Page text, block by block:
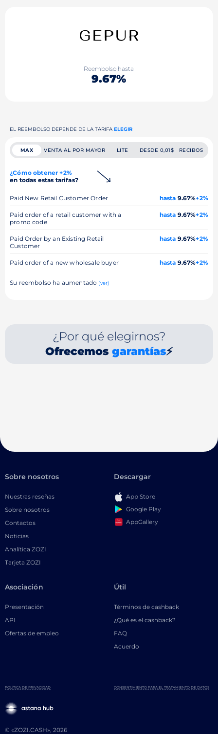
Reembolso hasta
9.67%
EL REEMBOLSO DEPENDE DE LA TARIFA ELEGIR
MAX VENTA AL POR MAYOR LITE DESDE 0,01$ RECIBOS
¿Cómo obtener +2%
en todas estas tarifas?
Paid New Retail Customer Order hasta 9.67%+2%
Paid order of a retail customer with a
promo code
hasta 9.67%+2%
Paid Order by an Existing Retail
Customer
hasta 9.67%+2%
Paid order of a new wholesale buyer hasta 9.67%+2%
Su reembolso ha aumentado (ver)
¿Por qué elegirnos?
Ofrecemos garantías⚡
Sobre nosotros
Nuestras reseñas
Sobre nosotros
Contactos
Noticias
Analítica ZOZI
Tarjeta ZOZI
Descargar
App Store
Google Play
AppGallery
Asociación
Presentación
API
Ofertas de empleo
Útil
Términos de cashback
¿Qué es el cashback?
FAQ
Acuerdo
© «ZOZI.CASH», 2026
POLÍTICA DE PRIVACIDAD CONSENTIMIENTO PARA EL TRATAMIENTO DE DATOS